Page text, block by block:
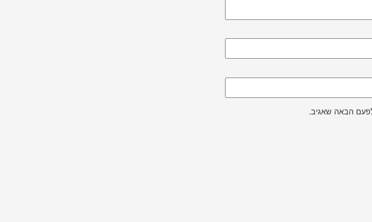
הבאה שאגיב.